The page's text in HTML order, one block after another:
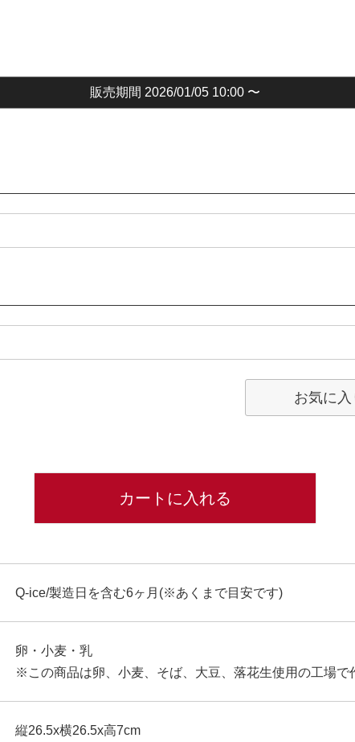
販売期間 2026/01/05 10:00 〜
お気に
カートに入れる
Q-ice/製造日を含む6ヶ月(※あくまで目安です)
卵・小麦・乳
※この商品は卵、小麦、そば、大豆、落花生使用の工場で
縦26.5x横26.5x高7cm